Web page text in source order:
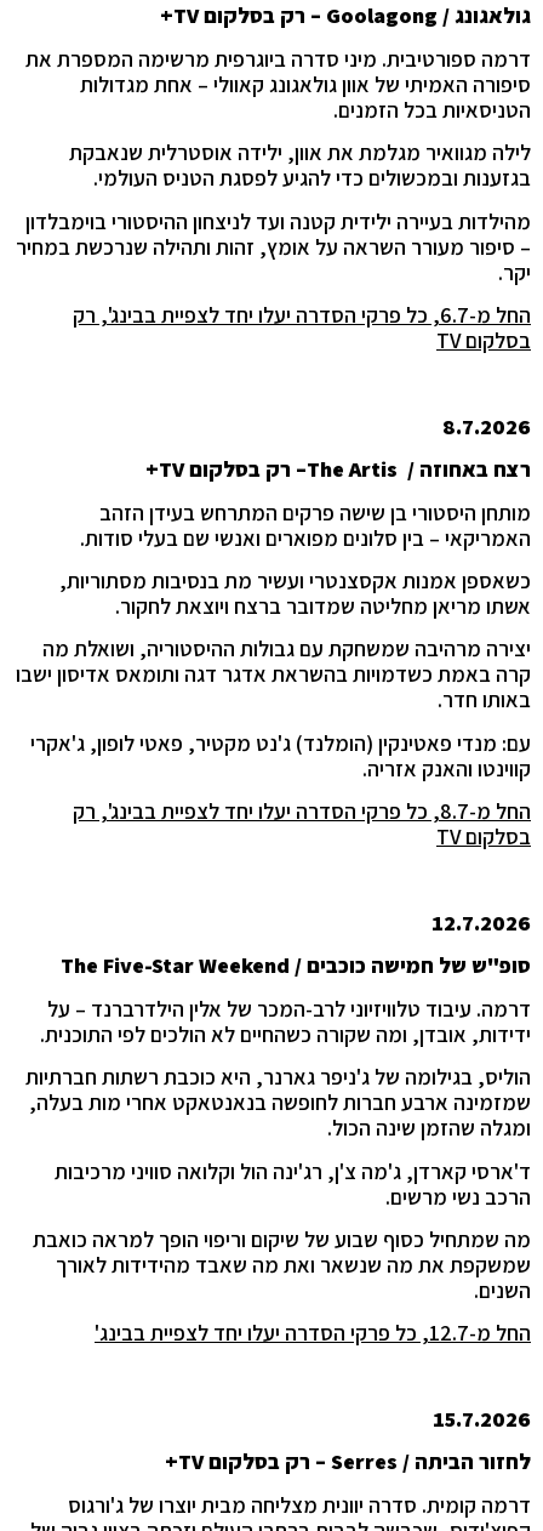
גולאגונג / Goolagong – רק בסלקוםTV
+
דרמה ספורטיבית. מיני סדרה ביוגרפית מרשימה המספרת את
סיפורה האמיתי של אוון גולאגונג קאוולי – אחת מגדולות
הטניסאיות בכל הזמנים.
לילה מגוואיר מגלמת את אוון, ילידה אוסטרלית שנאבקת
בגזענות ובמכשולים כדי להגיע לפסגת הטניס העולמי.
מהילדות בעיירה ילידית קטנה ועד לניצחון ההיסטורי בוימבלדון
– סיפור מעורר השראה על אומץ, זהות ותהילה שנרכשת במחיר
יקר.
החל מ-6.7, כל פרקי הסדרה יעלו יחד לצפיית בבינג', רק
בסלקוםTV
8.7.2026
רצח באחוזה / The Artis– רק בסלקוםTV
+
מותחן היסטורי בן שישה פרקים המתרחש בעידן הזהב
האמריקאי – בין סלונים מפוארים ואנשי שם בעלי סודות.
כשאספן אמנות אקסצנטרי ועשיר מת בנסיבות מסתוריות,
אשתו מריאן מחליטה שמדובר ברצח ויוצאת לחקור.
יצירה מרהיבה שמשחקת עם גבולות ההיסטוריה, ושואלת מה
קרה באמת כשדמויות בהשראת אדגר דגה ותומאס אדיסון ישבו
באותו חדר.
עם: מנדי פאטינקין (הומלנד) ג'נט מקטיר, פאטי לופון, ג'אקרי
קווינטו והאנק אזריה.
החל מ-8.7, כל פרקי הסדרה יעלו יחד לצפיית בבינג', רק
בסלקוםTV
12.7.2026
סופ"ש של חמישה כוכבים / The Five-Star Weekend
דרמה. עיבוד טלוויזיוני לרב-המכר של אלין הילדרברנד – על
ידידות, אובדן, ומה שקורה כשהחיים לא הולכים לפי התוכנית.
הוליס, בגילומה של ג'ניפר גארנר, היא כוכבת רשתות חברתיות
שמזמינה ארבע חברות לחופשה בנאנטאקט אחרי מות בעלה,
ומגלה שהזמן שינה הכול.
ד'ארסי קארדן, ג'מה צ'ן, רג'ינה הול וקלואה סוויני מרכיבות
הרכב נשי מרשים.
מה שמתחיל כסוף שבוע של שיקום וריפוי הופך למראה כואבת
שמשקפת את מה שנשאר ואת מה שאבד מהידידות לאורך
השנים.
החל מ-12.7, כל פרקי הסדרה יעלו יחד לצפיית בבינג'
15.7.2026
לחזור הביתה / Serres – רק בסלקוםTV
+
דרמה קומית. סדרה יוונית מצליחה מבית יוצרו של ג'ורגוס